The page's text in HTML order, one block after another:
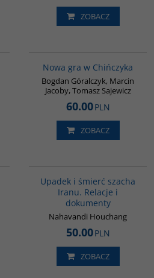
ZOBACZ
Nowa gra w Chińczyka
Bogdan Góralczyk, Marcin
Jacoby, Tomasz Sajewicz
60.00PLN
ZOBACZ
Upadek i śmierć szacha
Iranu. Relacje i
dokumenty
Nahavandi Houchang
50.00PLN
ZOBACZ